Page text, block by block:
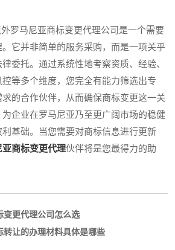
马尼亚商标变更代理公司是一个需要
它并非简单的服务采购，而是一项关乎
委托。通过系统性地考察资质、经验、
等多个维度，您完全有能力筛选出专
的合作伙伴，从而确保商标变更这一关
企业在罗马尼亚乃至更广阔市场的稳健
基础。当您需要对商标信息进行更新
亚商标变更代理伙伴将是您最得力的助
变更代理公司怎么选
转让的办理材料具体是哪些